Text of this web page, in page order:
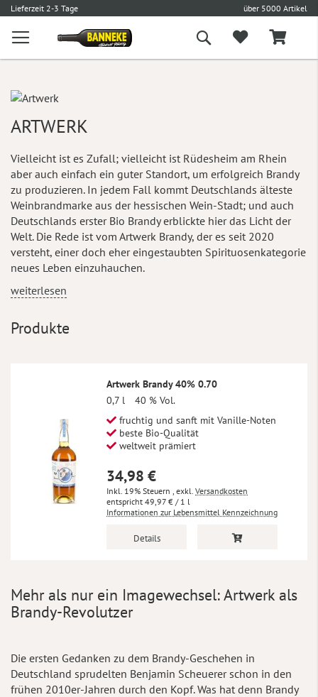
5,90 € Versand Versandkostenfrei ab 100 €
Suche
ARTWERK
Vielleicht ist es Zufall; vielleicht ist Rüdesheim am Rhein
aber auch einfach ein guter Standort, um erfolgreich Brandy
zu produzieren. In jedem Fall kommt Deutschlands älteste
Weinbrandmarke aus der hessischen Wein-Stadt; und auch
Deutschlands erster Bio Brandy erblickte hier das Licht der
Welt. Die Rede ist vom Artwerk Brandy, der es seit 2020
versteht, einer doch eher eingestaubten Spirituosenkategorie
neues Leben einzuhauchen.
weiterlesen
Produkte
Artwerk Brandy 40% 0.70
0,7 l
40 % Vol.
fruchtig und sanft mit Vanille-Noten
beste Bio-Qualität
weltweit prämiert
34,98 €
Inkl. 19% Steuern exkl. Versandkosten
49,97 € / 1 l
Informationen zur Lebensmittel Kennzeichnung
Details
Mehr als nur ein Imagewechsel: Artwerk als
Brandy-Revolutzer
Die ersten Gedanken zu dem Brandy-Geschehen in
Deutschland sprudelten Benjamin Scheuerer schon in den
frühen 2010er-Jahren durch den Kopf. Was hat denn Brandy